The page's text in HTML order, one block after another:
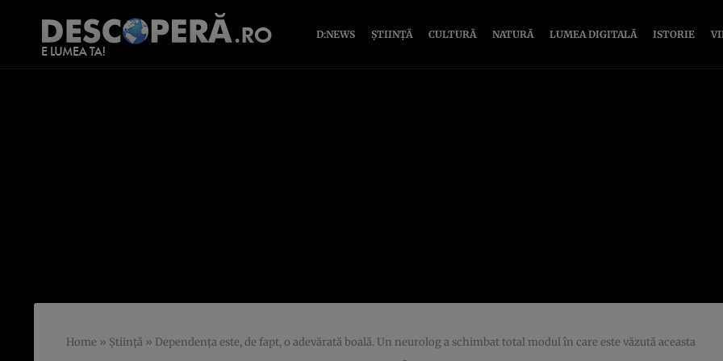
D:NEWS ȘTIINȚĂ CULTURĂ NATURĂ LUMEA DIGITALĂ ISTORIE
Home » Știință » Dependenţa este, de fapt, o adevărată boală. Un neurolog a schimbat total modul în care este văzută aceasta